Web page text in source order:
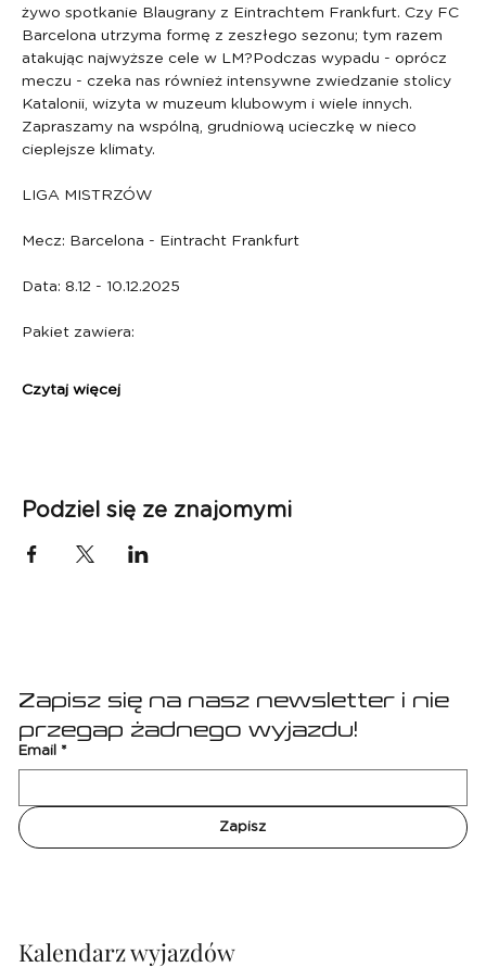
żywo spotkanie Blaugrany z Eintrachtem Frankfurt. Czy FC
Barcelona utrzyma formę z zeszłego sezonu; tym razem
atakując najwyższe cele w LM?Podczas wypadu - oprócz
meczu - czeka nas również intensywne zwiedzanie stolicy
Katalonii, wizyta w muzeum klubowym i wiele innych.
Zapraszamy na wspólną, grudniową ucieczkę w nieco
cieplejsze klimaty.
LIGA MISTRZÓW
Mecz: Barcelona - Eintracht Frankfurt
Data: 8.12 - 10.12.2025
Pakiet zawiera:
Czytaj więcej
Podziel się ze znajomymi
Zapisz się na nasz newsletter i nie
przegap żadnego wyjazdu!
Email *
Zapisz
Kalendarz wyjazdów